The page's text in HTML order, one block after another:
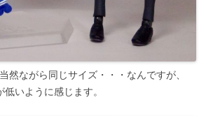
然ながら同じサイズ・・・なんですが、
いように感じます。